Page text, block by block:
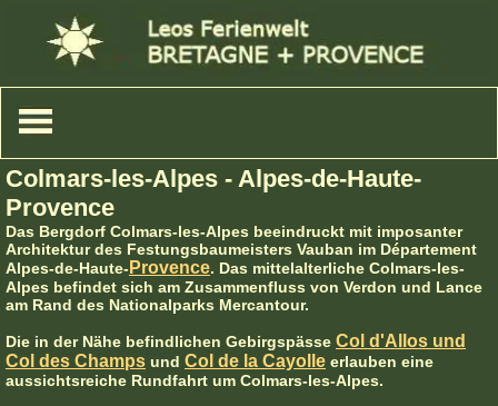
Colmars-les-Alpes - Alpes-de-Haute-
Provence
Das Bergdorf Colmars-les-Alpes beeindruckt mit imposanter
Architektur des Festungsbaumeisters Vauban im Département
Alpes-de-Haute- Provence. Das mittelalterliche Colmars-les-
Alpes befindet sich am Zusammenfluss von Verdon und Lance
am Rand des Nationalparks Mercantour.
Die in der Nähe befindlichen Gebirgspässe Col d'Allos und
Col des Champs und Col de la Cayolle erlauben eine
aussichtsreiche Rundfahrt um Colmars-les-Alpes.